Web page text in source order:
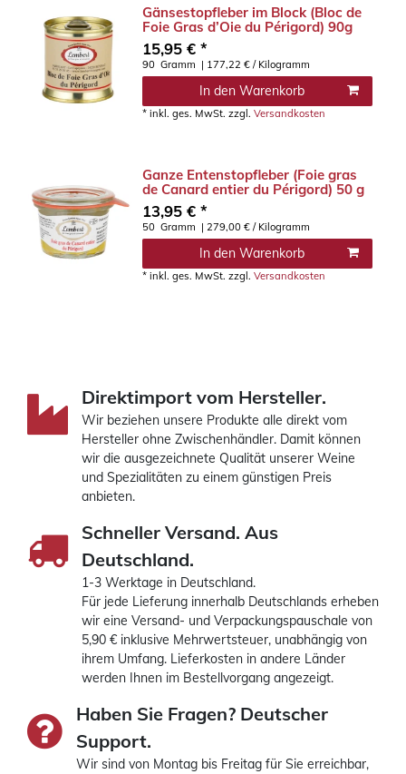
Gänsestopfleber im Block (Bloc de
Foie Gras d’Oie du Périgord) 90g
15,95 € *
90 Gramm | 177,22 € / Kilogramm
In den Warenkorb
*inkl. ges. MwSt. zzgl.Versandkosten
Ganze Entenstopfleber (Foie gras
de Canard entier du Périgord) 50 g
13,95 € *
50 Gramm | 279,00 € / Kilogramm
In den Warenkorb
*inkl. ges. MwSt. zzgl.Versandkosten
Direktimport vom Hersteller.
Wir beziehen unsere Produkte alle direkt vom
Hersteller ohne Zwischenhändler. Damit können
wir die ausgezeichnete Qualität unserer Weine
und Spezialitäten zu einem günstigen Preis
anbieten.
Schneller Versand. Aus
Deutschland.
1-3 Werktage in Deutschland.
Für jede Lieferung innerhalb Deutschlands erheben
wir eine Versand- und Verpackungspauschale von
5,90 € inklusive Mehrwertsteuer, unabhängig von
ihrem Umfang. Lieferkosten in andere Länder
werden Ihnen im Bestellvorgang angezeigt.
Haben Sie Fragen? Deutscher
Support.
Wir sind von Montag bis Freitag für Sie erreichbar,